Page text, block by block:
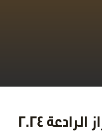
2024